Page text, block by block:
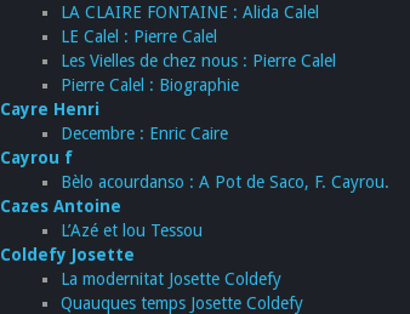
LA CLAIRE FONTAINE : Alida Calel
LE Calel : Pierre Calel
Les Vielles de chez nous : Pierre Calel
Pierre Calel : Biographie
Cayre Henri
Decembre : Enric Caire
Cayrou f
Bèlo acourdanso : A Pot de Saco, F. Cayrou.
Cazes Antoine
L’Azé et lou Tessou
Coldefy Josette
La modernitat Josette Coldefy
Quauques temps Josette Coldefy